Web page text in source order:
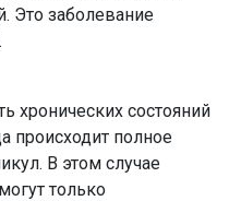
Это заболевание
хронических состояний
происходит полное
В этом случае
только